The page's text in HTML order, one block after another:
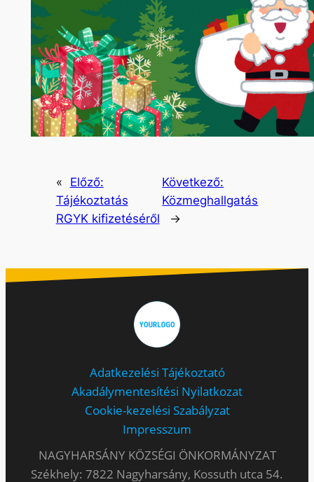
«
Előző:
Tájékoztatás
RGYK kifizetéséről
Következő:
Közmeghallgatás
→
Adatkezelési Tájékoztató
Akadálymentesítési Nyilatkozat
Cookie-kezelési Szabályzat
Impresszum
NAGYHARSÁNY KÖZSÉGI ÖNKORMÁNYZAT
Székhely: 7822 Nagyharsány, Kossuth utca 54.